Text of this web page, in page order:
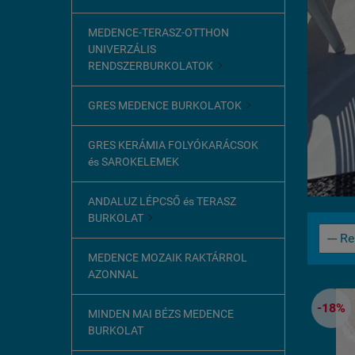
MEDENCE-TERASZ-OTTHON
UNIVERZÁLIS
RENDSZERBURKOLATOK 
GRES MEDENCE BURKOLATOK 
GRES KERÁMIA FOLYÓKARÁCSOK
és SAROKELEMEK
ANDALUZ LÉPCSŐ és TERASZ
BURKOLAT 
MEDENCE MOZAIK RAKTÁRROL
AZONNAL
MINDEN MAI BÉZS MEDENCE
BURKOLAT
-18%